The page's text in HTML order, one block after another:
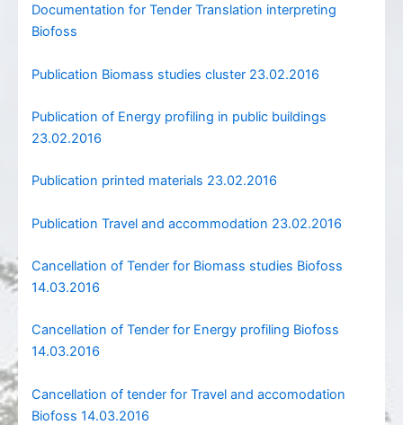
Documentation for Tender Translation interpreting
Biofoss
Publication Biomass studies cluster 23.02.2016
Publication of Energy profiling in public buildings
23.02.2016
Publication printed materials 23.02.2016
Publication Travel and accommodation 23.02.2016
Cancellation of Tender for Biomass studies Biofoss
14.03.2016
Cancellation of Tender for Energy profiling Biofoss
14.03.2016
Cancellation of tender for Travel and accomodation
Biofoss 14.03.2016